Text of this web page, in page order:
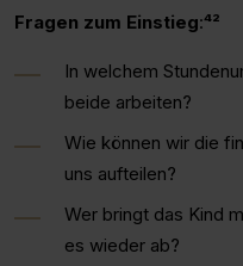
Fragen zum Einstieg:⁴²
In welchem
beide arbeiten?
Wie können wir die
uns aufteilen?
Wer bringt das Kind
es wieder ab?